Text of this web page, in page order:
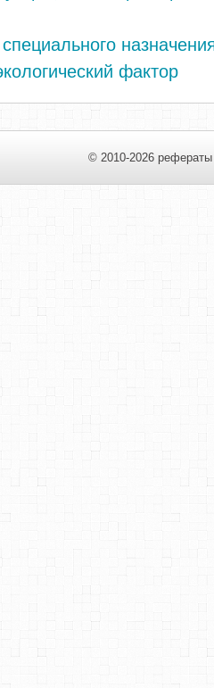
фактор
© 2010-2026 рефераты